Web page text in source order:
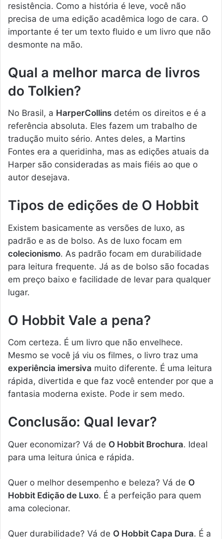
resistência. Como a história é leve, você não
precisa de uma edição acadêmica logo de cara. O
importante é ter um texto fluido e um livro que não
desmonte na mão.
Qual a melhor marca de livros
do Tolkien?
No Brasil, a HarperCollins detém os direitos e é a
referência absoluta. Eles fazem um trabalho de
tradução muito sério. Antes deles, a Martins
Fontes era a queridinha, mas as edições atuais da
Harper são consideradas as mais fiéis ao que o
autor desejava.
Tipos de edições de O Hobbit
Existem basicamente as versões de luxo, as
padrão e as de bolso. As de luxo focam em
colecionismo. As padrão focam em durabilidade
para leitura frequente. Já as de bolso são focadas
em preço baixo e facilidade de levar para qualquer
lugar.
O Hobbit Vale a pena?
Com certeza. É um livro que não envelhece.
Mesmo se você já viu os filmes, o livro traz uma
experiência imersiva muito diferente. É uma leitura
rápida, divertida e que faz você entender por que a
fantasia moderna existe. Pode ir sem medo.
Conclusão: Qual levar?
Quer economizar? Vá de O Hobbit Brochura. Ideal
para uma leitura única e rápida.
Quer o melhor desempenho e beleza? Vá de O
Hobbit Edição de Luxo. É a perfeição para quem
ama colecionar.
Quer durabilidade? Vá de O Hobbit Capa Dura. É a